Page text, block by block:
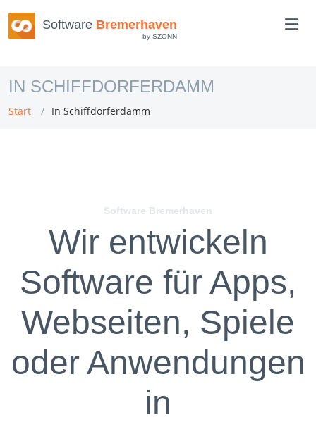
Software Bremerhaven
by SZONN
IN SCHIFFDORFERDAMM
Start In Schiffdorferdamm
Software Bremerhaven
Wir entwickeln
Software für Apps,
Webseiten, Spiele
oder Anwendungen
in